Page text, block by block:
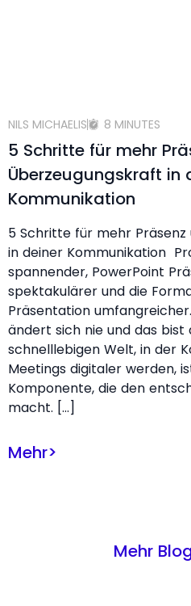
NILS MICHAELIS 8 MINUTES
5 Schritte für mehr
Überzeugungskraft in
Kommunikation
5 Schritte für mehr
in deiner Kommunikation
spannender, PowerPoint
spektakulärer und die
Präsentation
ändert sich nie und das bist
schnelllebigen Welt, in der
Meetings digitaler werden,
Komponente, die den
macht. […]
Mehr>
Mehr